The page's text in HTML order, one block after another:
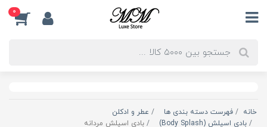
0
خانه فهرست دسته بندی ها
عطر و ادکلن
بادی اسپلش (Body Splash)
بادی اسپلش مردانه